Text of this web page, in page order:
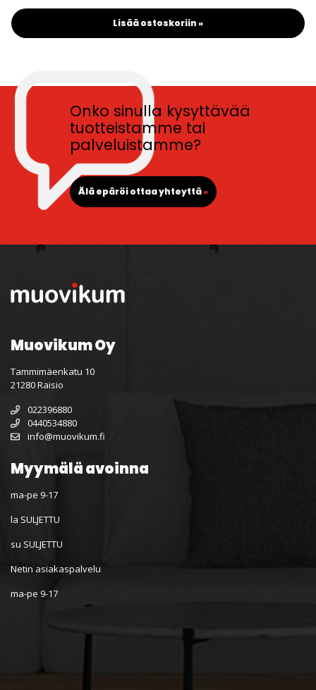
Lisää ostoskoriin »
Onko sinulla kysyttävää
tuotteistamme tai
palveluistamme?
Älä epäröi ottaa yhteyttä»
Muovikum Oy
Tammimäenkatu 10
21280 Raisio
022396880
0440534880
info@muovikum.fi
Myymälä avoinna
ma-pe 9-17
la SULJETTU
su SULJETTU
Netin asiakaspalvelu
ma-pe 9-17